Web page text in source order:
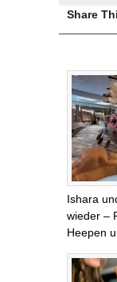
Share
Ishara
wieder –
Heepen